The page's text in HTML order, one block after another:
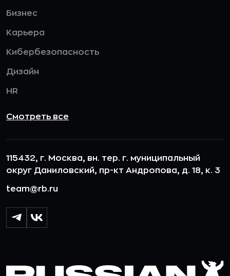
Бизнес
Карьера
Кибербезопасность
Дизайн
HR
Смотреть все
115432, г. Москва, вн. тер. г. муниципальный
округ Даниловский, пр-кт Андропова, д. 18, к. 3
team@rb.ru